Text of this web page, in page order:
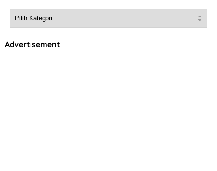
Advertisement